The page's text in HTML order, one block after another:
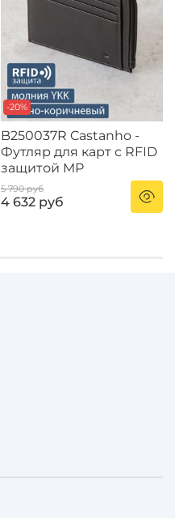
-20%
B250037R Castanho -
Футляр для карт с RFID
защитой MP
5 790 руб
4 632 руб